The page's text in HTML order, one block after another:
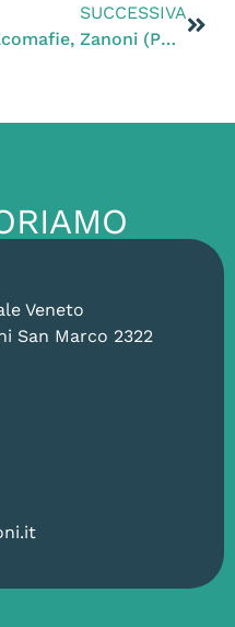
SUCCESSIVA
Ecomafie, Zanoni (PD): “Domani in commissione Legalità audizione del procuratore della Dda Cherchi”
Veneto
San Marco 2322